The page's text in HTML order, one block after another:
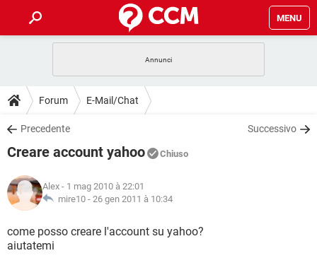
MENU
INTRATTENIMENTO
iOS
INSTAGRAM WHATSAPP
TIKTOK
HARDWARE
GUIDE
COVID-19
INSTAGRAM
TIKTOK
HARDWARE
DOWNLOAD
COVID-19 GAMING
INTRATTENIMENTO
iOS WINDOWS 10
WHATSAPP
TIKTOK
COVID-19
INTRATTENIMENTO
iOS WINDOWS 10
GLOSSARIO
GAMING
INTRATTENIMENTO
Forum E-Mail/Chat
Precedente Successivo
Creare account yahoo Chiuso
Alex - 1 mag 2010 à 22:01
mire10 - 26 gen 2011 à 10:34
come posso creare l'account su yahoo?
aiutatemi